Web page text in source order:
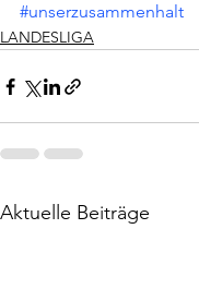
#unserzusammenhalt
LANDESLIGA
Aktuelle Beiträge